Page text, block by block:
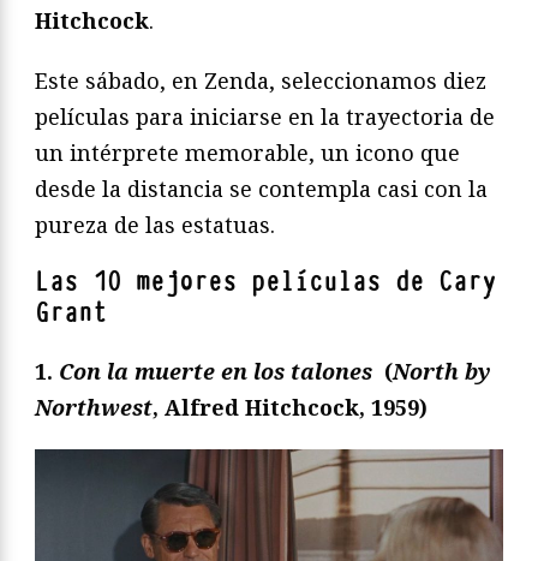
Hitchcock.
Este sábado, en Zenda, seleccionamos diez
películas para iniciarse en la trayectoria de
un intérprete memorable, un icono que
desde la distancia se contempla casi con la
pureza de las estatuas.
Las 10 mejores películas de Cary
Grant
1. Con la muerte en los talones (North by
Northwest, Alfred Hitchcock, 1959)